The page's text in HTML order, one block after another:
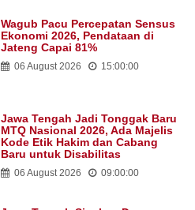
Wagub Pacu Percepatan Sensus
Ekonomi 2026, Pendataan di
Jateng Capai 81%
06 August 2026 15:00:00
Jawa Tengah Jadi Tonggak Baru
MTQ Nasional 2026, Ada Majelis
Kode Etik Hakim dan Cabang
Baru untuk Disabilitas
06 August 2026 09:00:00